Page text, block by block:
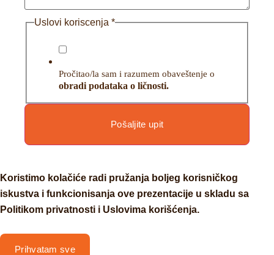
Uslovi koriscenja *
Pročitao/la sam i razumem obaveštenje o
obradi podataka o ličnosti.
Pošaljite upit
Koristimo kolačiće radi pružanja boljeg korisničkog
iskustva i funkcionisanja ove prezentacije u skladu sa
Politikom privatnosti i Uslovima korišćenja.
Prihvatam sve